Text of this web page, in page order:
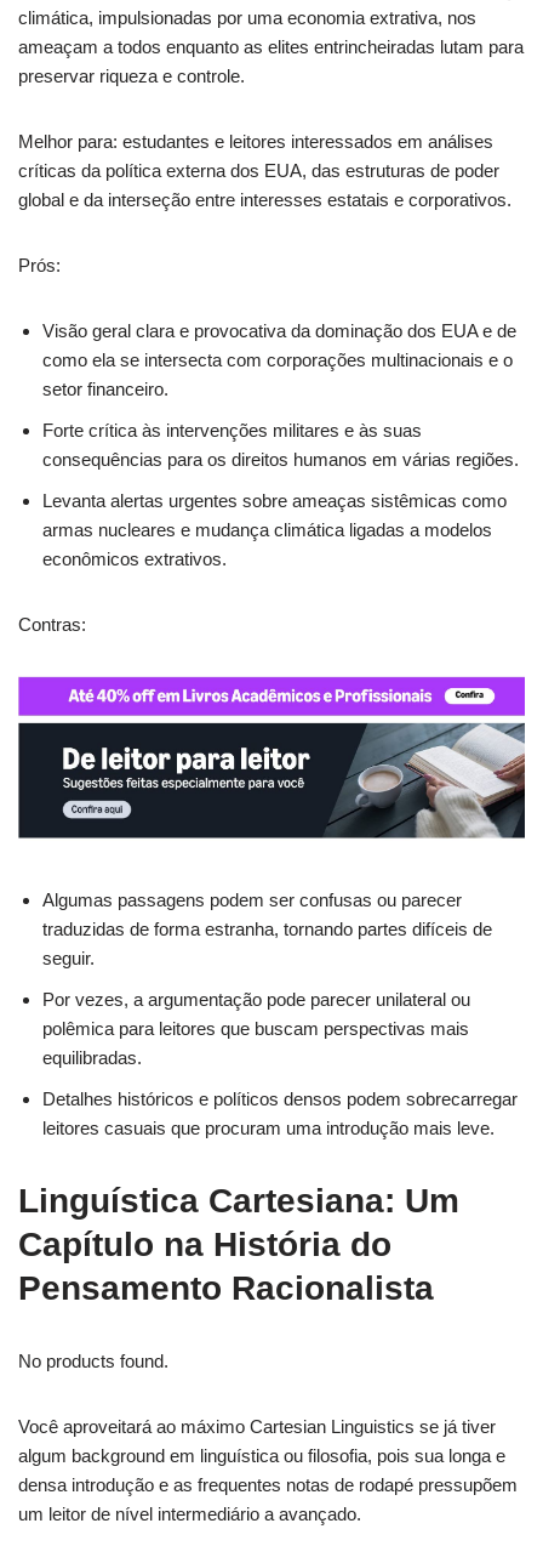
climática, impulsionadas por uma economia extrativa, nos
ameaçam a todos enquanto as elites entrincheiradas lutam para
preservar riqueza e controle.
Melhor para: estudantes e leitores interessados em análises
críticas da política externa dos EUA, das estruturas de poder
global e da interseção entre interesses estatais e corporativos.
Prós:
Visão geral clara e provocativa da dominação dos EUA e de
como ela se intersecta com corporações multinacionais e o
setor financeiro.
Forte crítica às intervenções militares e às suas
consequências para os direitos humanos em várias regiões.
Levanta alertas urgentes sobre ameaças sistêmicas como
armas nucleares e mudança climática ligadas a modelos
econômicos extrativos.
Contras:
Algumas passagens podem ser confusas ou parecer
traduzidas de forma estranha, tornando partes difíceis de
seguir.
Por vezes, a argumentação pode parecer unilateral ou
polêmica para leitores que buscam perspectivas mais
equilibradas.
Detalhes históricos e políticos densos podem sobrecarregar
leitores casuais que procuram uma introdução mais leve.
Linguística Cartesiana: Um
Capítulo na História do
Pensamento Racionalista
No products found.
Você aproveitará ao máximo Cartesian Linguistics se já tiver
algum background em linguística ou filosofia, pois sua longa e
densa introdução e as frequentes notas de rodapé pressupõem
um leitor de nível intermediário a avançado.